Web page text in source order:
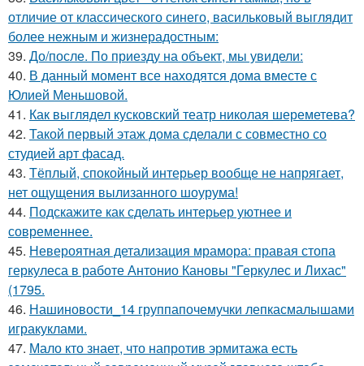
отличие от классического синего, васильковый выглядит
более нежным и жизнерадостным:
39. До/после. По приезду на объект, мы увидели:
40. В данный момент все находятся дома вместе с
Юлией Меньшовой.
41. Как выглядел кусковский театр николая шереметева?
42. Такой первый этаж дома сделали с совместно со
студией арт фасад.
43. Тёплый, спокойный интерьер вообще не напрягает,
нет ощущения вылизанного шоурума!
44. Подскажите как сделать интерьер уютнее и
современнее.
45. Невероятная детализация мрамора: правая стопа
геркулеса в работе Антонио Кановы "Геркулес и Лихас"
(1795.
46. Нашиновости_14 группапочемучки лепкасмалышами
игракуклами.
47. Мало кто знает, что напротив эрмитажа есть